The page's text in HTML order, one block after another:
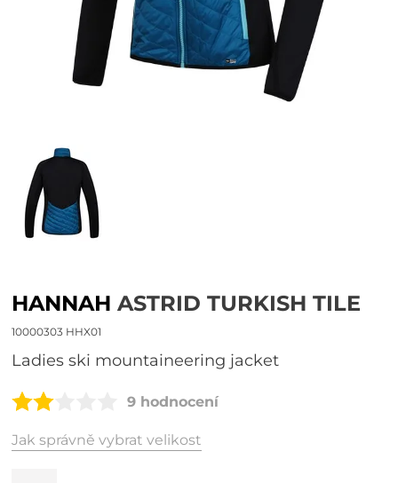
HANNAH ASTRID TURKISH TILE
10000303 HHX01
ladies ski mountaineering jacket
9 hodnocení
Jak správně vybrat velikost